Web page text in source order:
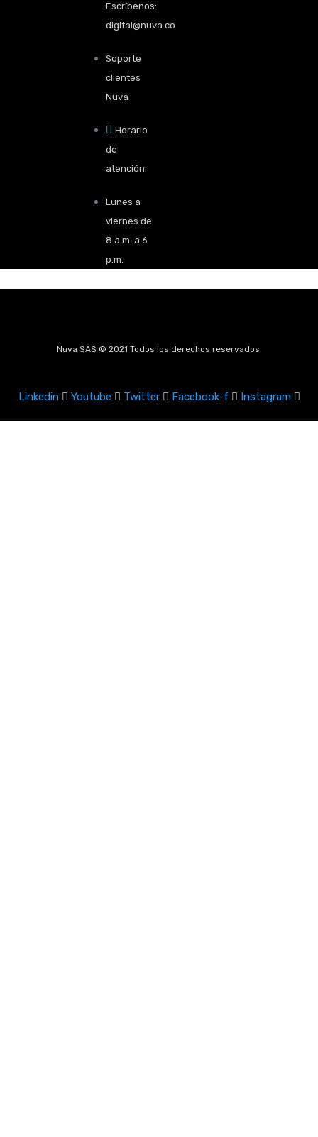
Escríbenos:
digital@nuva.co
Soporte
clientes
Nuva
Horario
de
atención:
Lunes a
viernes de
8 a.m. a 6
p.m.
Nuva SAS © 2021 Todos los derechos reservados.
Linkedin Youtube Twitter Facebook-f Instagram